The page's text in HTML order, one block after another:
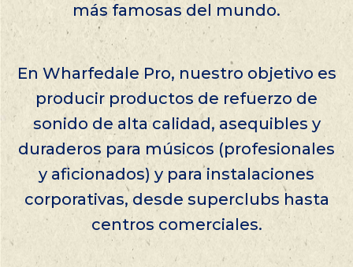
más famosas del mundo.
En Wharfedale Pro, nuestro objetivo es
producir productos de refuerzo de
sonido de alta calidad, asequibles y
duraderos para músicos (profesionales
y aficionados) y para instalaciones
corporativas, desde superclubs hasta
centros comerciales.